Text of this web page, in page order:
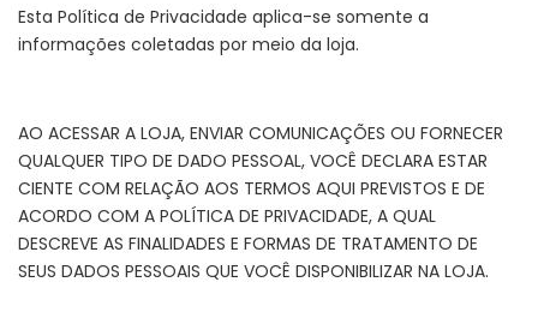
Esta Política de Privacidade aplica-se somente a
informações coletadas por meio da loja.
AO ACESSAR A LOJA, ENVIAR COMUNICAÇÕES OU FORNECER
QUALQUER TIPO DE DADO PESSOAL, VOCÊ DECLARA ESTAR
CIENTE COM RELAÇÃO AOS TERMOS AQUI PREVISTOS E DE
ACORDO COM A POLÍTICA DE PRIVACIDADE, A QUAL
DESCREVE AS FINALIDADES E FORMAS DE TRATAMENTO DE
SEUS DADOS PESSOAIS QUE VOCÊ DISPONIBILIZAR NA LOJA.